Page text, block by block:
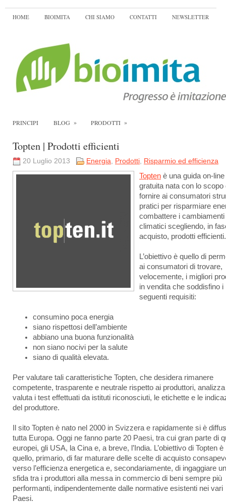
HOME BIOIMITA CHI SIAMO CONTATTI NEWSLETTER
PRINCIPI BLOG » PRODOTTI »
Topten | Prodotti efficienti
20 Luglio 2013 Energia, Prodotti, Risparmio ed efficienza
Topten è una guida on-line
gratuita nata con lo scopo
fornire ai consumatori
pratici per risparmiare
combattere i cambiamenti
climatici scegliendo, in
acquisto, prodotti efficienti.
L’obiettivo è quello di
ai consumatori di trovare,
velocemente, i migliori
in vendita che soddisfino i
seguenti requisiti:
consumino poca energia
siano rispettosi dell’ambiente
abbiano una buona funzionalità
non siano nocivi per la salute
siano di qualità elevata.
Per valutare tali caratteristiche Topten, che desidera rimanere
competente, trasparente e neutrale rispetto ai produttori,
valuta i test effettuati da istituti riconosciuti, le etichette e le
del produttore.
Il sito Topten è nato nel 2000 in Svizzera e rapidamente si è
tutta Europa. Oggi ne fanno parte 20 Paesi, tra cui gran parte di
europei, gli USA, la Cina e, a breve, l’India. L’obiettivo di Topten è
quello, primario, di far maturare delle scelte di acquisto
verso l’efficienza energetica e, secondariamente, di ingaggiare
sfida tra i produttori alla messa in commercio di beni sempre più
performanti, indipendentemente dalle normative esistenti nei vari
Paesi.